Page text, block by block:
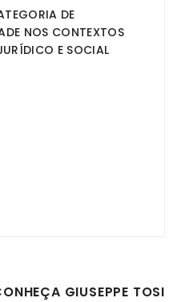
DE
NOS CONTEXTOS
E SOCIAL
GIUSEPPE TOSI